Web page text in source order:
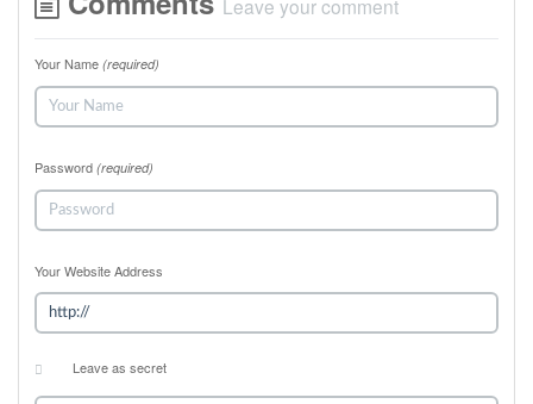
Leave your comment
Your Name (required)
Password (required)
Your Website Address
Leave as secret